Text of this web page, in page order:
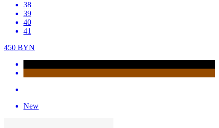
38
39
40
41
450 BYN
New